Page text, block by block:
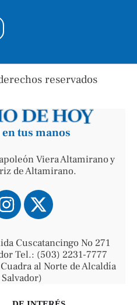
reservados
tus manos
Viera Altamirano y
de Altamirano.
Cuscatancingo No 271
Tel.: (503) 2231-7777
al Norte de Alcaldía